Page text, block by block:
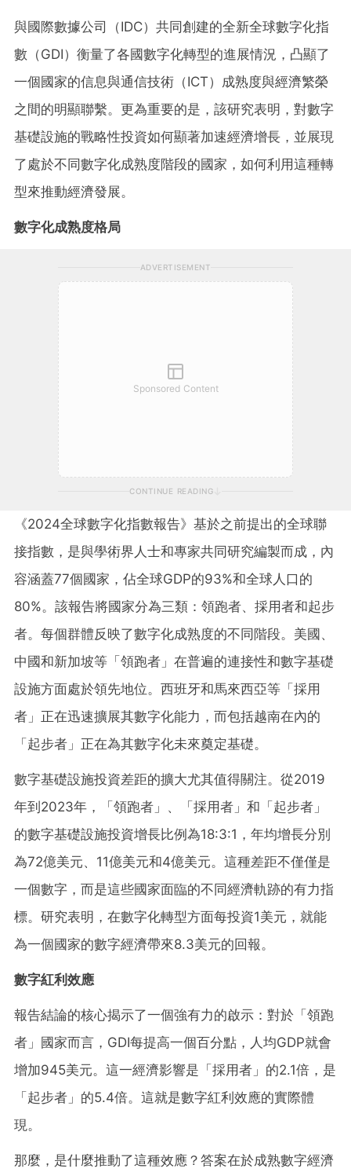
與國際數據公司（IDC）共同創建的全新全球數字化指
數（GDI）衡量了各國數字化轉型的進展情況，凸顯了
一個國家的信息與通信技術（ICT）成熟度與經濟繁榮
之間的明顯聯繫。更為重要的是，該研究表明，對數字
基礎設施的戰略性投資如何顯著加速經濟增長，並展現
了處於不同數字化成熟度階段的國家，如何利用這種轉
型來推動經濟發展。
數字化成熟度格局
ADVERTISEMENT
Sponsored Content
CONTINUE READING
《2024全球數字化指數報告》基於之前提出的全球聯
接指數，是與學術界人士和專家共同研究編製而成，內
容涵蓋77個國家，佔全球GDP的93%和全球人口的
80%。該報告將國家分為三類：領跑者、採用者和起步
者。每個群體反映了數字化成熟度的不同階段。美國、
中國和新加坡等「領跑者」在普遍的連接性和數字基礎
設施方面處於領先地位。西班牙和馬來西亞等「採用
者」正在迅速擴展其數字化能力，而包括越南在內的
「起步者」正在為其數字化未來奠定基礎。
數字基礎設施投資差距的擴大尤其值得關注。從2019
年到2023年，「領跑者」、「採用者」和「起步者」
的數字基礎設施投資增長比例為18:3:1，年均增長分別
為72億美元、11億美元和4億美元。這種差距不僅僅是
一個數字，而是這些國家面臨的不同經濟軌跡的有力指
標。研究表明，在數字化轉型方面每投資1美元，就能
為一個國家的數字經濟帶來8.3美元的回報。
數字紅利效應
報告結論的核心揭示了一個強有力的啟示：對於「領跑
者」國家而言， GDI每提高一個百分點，人均GDP就會
增加945美元。這一經濟影響是「採用者」的2.1倍，是
「起步者」的5.4倍。這就是數字紅利效應的實際體
現。
那麼，是什麼推動了這種效應？答案在於成熟數字經濟